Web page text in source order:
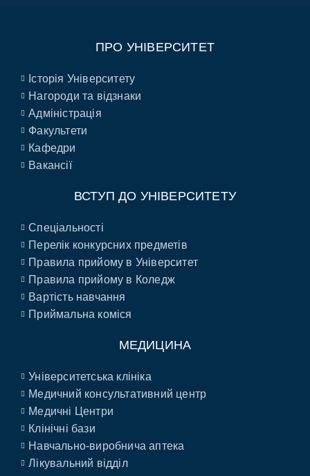
ПРО УНІВЕРСИТЕТ
Історія Університету
Нагороди та відзнаки
Адміністрація
Факультети
Кафедри
Вакансії
ВСТУП ДО УНІВЕРСИТЕТУ
Спеціальності
Перелік конкурсних предметів
Правила прийому в Університет
Правила прийому в Коледж
Вартість навчання
Приймальна коміся
МЕДИЦИНА
Університетська клініка
Медичний консультативний центр
Медичні Центри
Клінічні бази
Навчально-виробнича аптека
Лікувальний відділ